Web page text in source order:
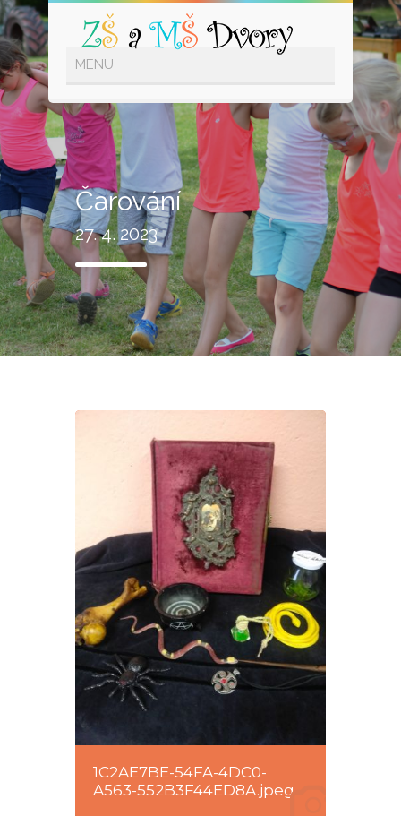
Čarování
27. 4. 2023
1C2AE7BE-54FA-4DC0-
A563-552B3F44ED8A.jpeg